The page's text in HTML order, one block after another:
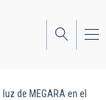
luz de MEGARA en el